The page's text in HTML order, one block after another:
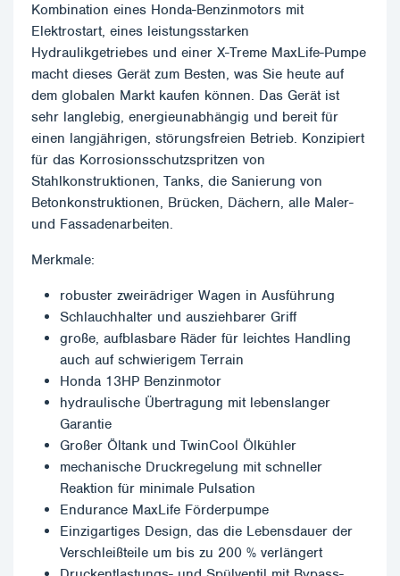
Kombination eines Honda-Benzinmotors mit
Elektrostart, eines leistungsstarken
Hydraulikgetriebes und einer X-Treme MaxLife-Pumpe
macht dieses Gerät zum Besten, was Sie heute auf
dem globalen Markt kaufen können. Das Gerät ist
sehr langlebig, energieunabhängig und bereit für
einen langjährigen, störungsfreien Betrieb. Konzipiert
für das Korrosionsschutzspritzen von
Stahlkonstruktionen, Tanks, die Sanierung von
Betonkonstruktionen, Brücken, Dächern, alle Maler-
und Fassadenarbeiten.
Merkmale:
robuster zweirädriger Wagen in Ausführung
Schlauchhalter und ausziehbarer Griff
große, aufblasbare Räder für leichtes Handling
auch auf schwierigem Terrain
Honda 13HP Benzinmotor
hydraulische Übertragung mit lebenslanger
Garantie
Großer Öltank und TwinCool Ölkühler
mechanische Druckregelung mit schneller
Reaktion für minimale Pulsation
Endurance MaxLife Förderpumpe
Einzigartiges Design, das die Lebensdauer der
Verschleißteile um bis zu 200 % verlängert